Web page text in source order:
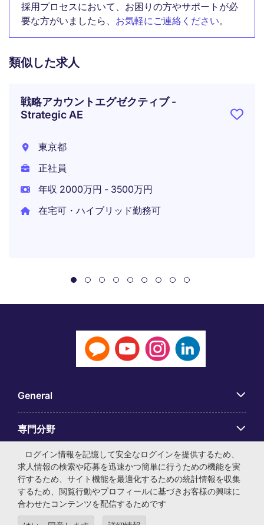
採用プロセスにおいて、お困りの方やサポートが必
要な方がいましたら、 お気軽にご連絡ください。
類似した求人
戦略アカウントエグゼクティブ -
Strategic AE
東京都
正社員
年収 2000万円 - 3500万円
在宅可・ハイブリッド勤務可
General
専門分野
アプリ
Employer Centre
ログイン情報を記憶して安全なログインを提供するため、
求人情報の検索や応募を迅速かつ簡単に行うための機能を実
行するため、サイト機能を最適化するための統計情報を収集
するため、閲覧行動やプロフィールに基づきお客様の興味に
合わせたコンテンツを配信するためです